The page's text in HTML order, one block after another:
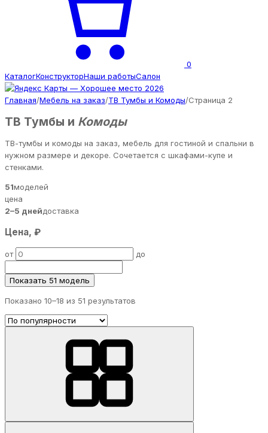
0
КаталогКонструкторНаши работыСалон
Главная/Мебель на заказ/ТВ Тумбы и Комоды/Страница 2
ТВ Тумбы и Комоды
ТВ-тумбы и комоды на заказ, мебель для гостиной и спальни в
нужном размере и декоре. Сочетается с шкафами-купе и
стенками.
51моделей
цена
2–5 днейдоставка
Цена, ₽
от до
Показать 51 модель
Показано 10–18 из 51 результатов